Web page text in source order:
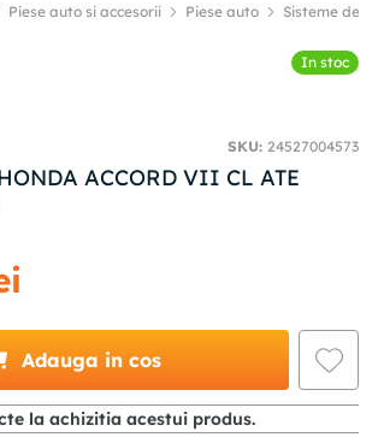
Piese auto si accesorii Piese auto Sisteme de
In stoc
SKU: 24527004573
ACCORD VII CL ATE
Adauga in cos
la achizitia acestui produs.